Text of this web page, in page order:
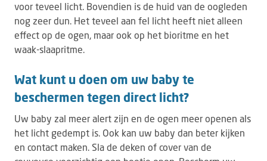
voor teveel licht. Bovendien is de huid van de oogleden
nog zeer dun. Het teveel aan fel licht heeft niet alleen
effect op de ogen, maar ook op het bioritme en het
waak-slaapritme.
Wat kunt u doen om uw baby te
beschermen tegen direct licht?
Uw baby zal meer alert zijn en de ogen meer openen als
het licht gedempt is. Ook kan uw baby dan beter kijken
en contact maken. Sla de deken of cover van de